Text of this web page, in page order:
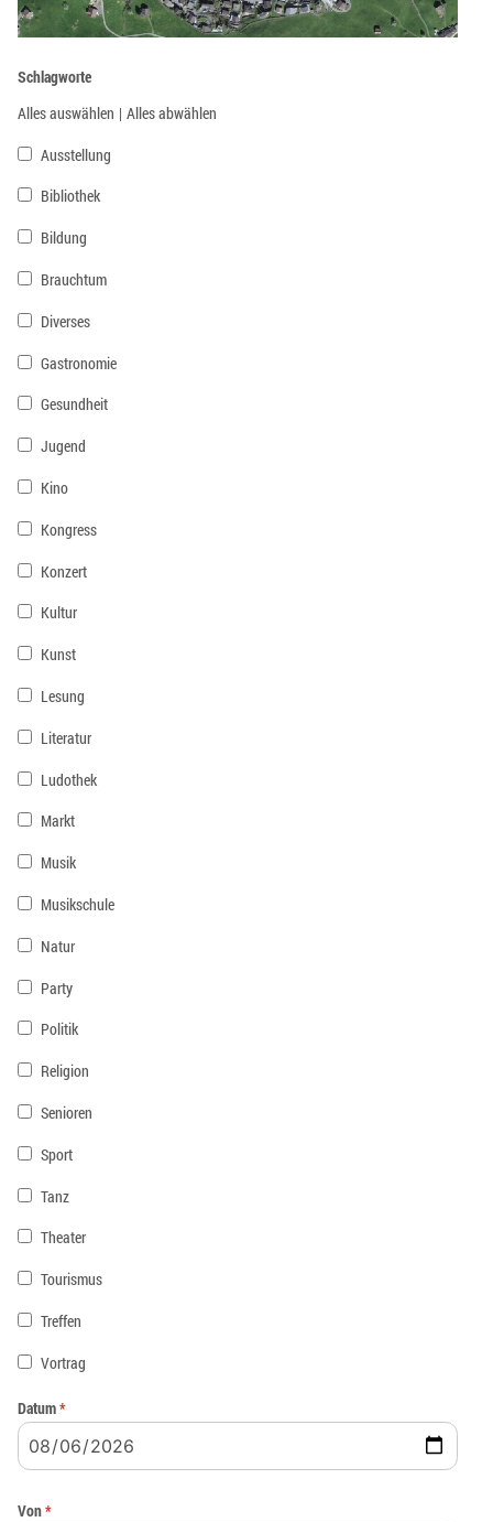
Schlagworte
Alles auswählen | Alles abwählen
Ausstellung
Bibliothek
Bildung
Brauchtum
Diverses
Gastronomie
Gesundheit
Jugend
Kino
Kongress
Konzert
Kultur
Kunst
Lesung
Literatur
Ludothek
Markt
Musik
Musikschule
Natur
Party
Politik
Religion
Senioren
Sport
Tanz
Theater
Tourismus
Treffen
Vortrag
Datum*
Von*